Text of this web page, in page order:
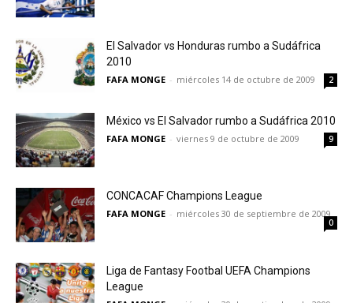
El Salvador vs Honduras rumbo a Sudáfrica
2010
FAFA MONGE - miércoles 14 de octubre de 2009 2
México vs El Salvador rumbo a Sudáfrica 2010
FAFA MONGE - viernes 9 de octubre de 2009 9
CONCACAF Champions League
FAFA MONGE - miércoles 30 de septiembre de 2009
0
Liga de Fantasy Footbal UEFA Champions
League